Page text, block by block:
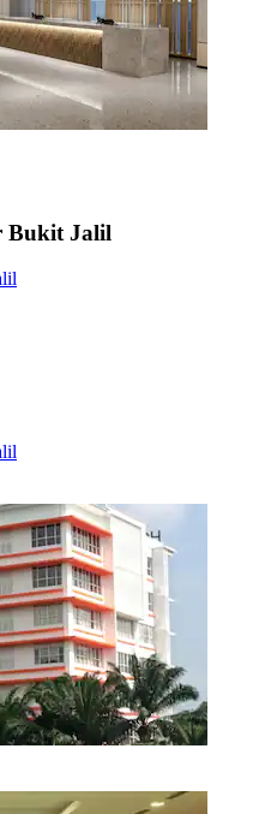
Bukit Jalil